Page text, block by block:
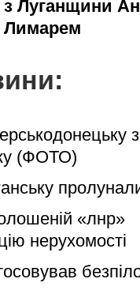
з Луганщини
Лимарем
(ФОТО)
«лнр»
нерухомості